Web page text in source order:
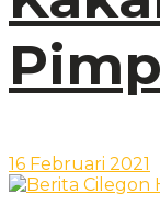
16 Februari 2021